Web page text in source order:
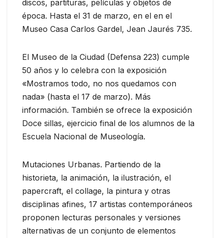
discos, partituras, películas y objetos de
época. Hasta el 31 de marzo, en el en el
Museo Casa Carlos Gardel, Jean Jaurés 735.
El Museo de la Ciudad (Defensa 223) cumple
50 años y lo celebra con la exposición
«Mostramos todo, no nos quedamos con
nada» (hasta el 17 de marzo). Más
información. También se ofrece la exposición
Doce sillas, ejercicio final de los alumnos de la
Escuela Nacional de Museología.
Mutaciones Urbanas. Partiendo de la
historieta, la animación, la ilustración, el
papercraft, el collage, la pintura y otras
disciplinas afines, 17 artistas contemporáneos
proponen lecturas personales y versiones
alternativas de un conjunto de elementos